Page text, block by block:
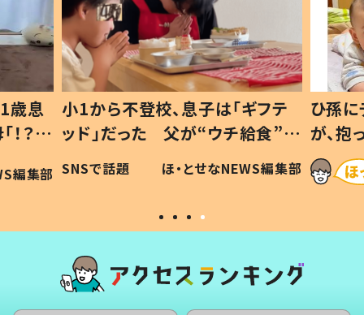
歳息
？」
編集部
小1から不登校、息子は「ギフテ
ッド」だった 父が“ウチ給食”を
作り続ける理由とは #令和の親
#令和の子
SNSで話題 ほ・とせなNEWS編集部
ひ孫
が、
「涙が
い」